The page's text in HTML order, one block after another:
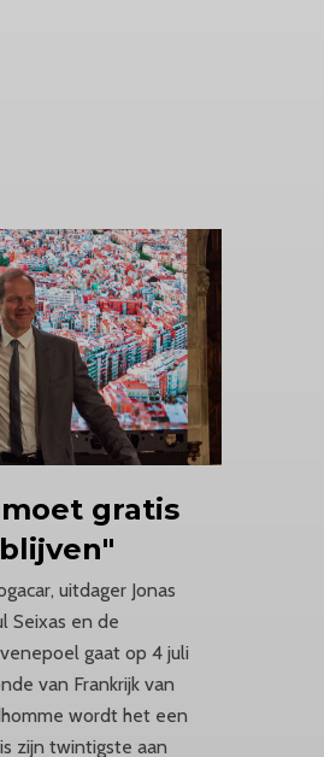
moet gratis
uitdager Jonas
Seixas en de
gaat op 4 juli
van Frankrijk van
wordt het een
zijn twintigste aan